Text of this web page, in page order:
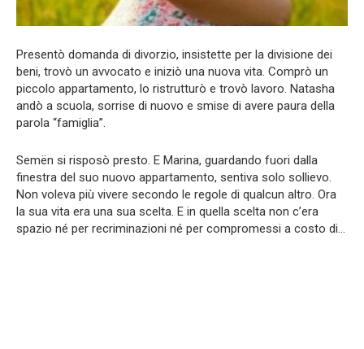
Presentò domanda di divorzio, insistette per la divisione dei
beni, trovò un avvocato e iniziò una nuova vita. Comprò un
piccolo appartamento, lo ristrutturò e trovò lavoro. Natasha
andò a scuola, sorrise di nuovo e smise di avere paura della
parola “famiglia”.
Semën si risposò presto. E Marina, guardando fuori dalla
finestra del suo nuovo appartamento, sentiva solo sollievo.
Non voleva più vivere secondo le regole di qualcun altro. Ora
la sua vita era una sua scelta. E in quella scelta non c’era
spazio né per recriminazioni né per compromessi a costo di…